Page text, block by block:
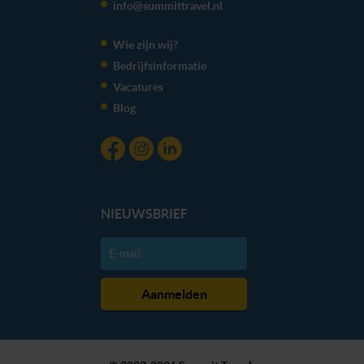
We werken samen met20 derdendie uw gegevens
info@summittravel.nl
Wie zijn wij?
Bedrijfsinformatie
Vacatures
Blog
NIEUWSBRIEF